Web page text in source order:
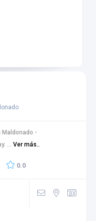
Maldonado -
... Ver más..
0.0